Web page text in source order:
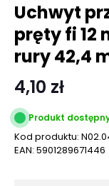
Uchwyt
pręty fi 12
rury 42,4
4,10 zł
Produkt
Kod produktu:
EAN: 5901289671446